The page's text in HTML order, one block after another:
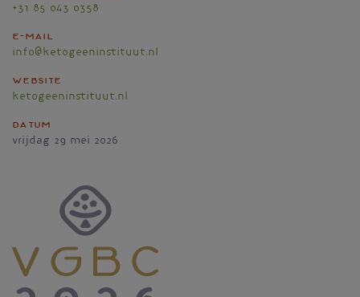
+31 85 043 0358
E-mail
info@ketogeeninstituut.nl
Website
ketogeeninstituut.nl
Datum
vrijdag 29 mei 2026